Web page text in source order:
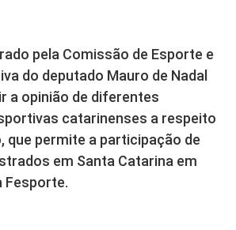
pela Comissão de Esporte e
do deputado Mauro de Nadal
a opinião de diferentes
catarinenses a respeito
que permite a participação de
em Santa Catarina em
Fesporte.